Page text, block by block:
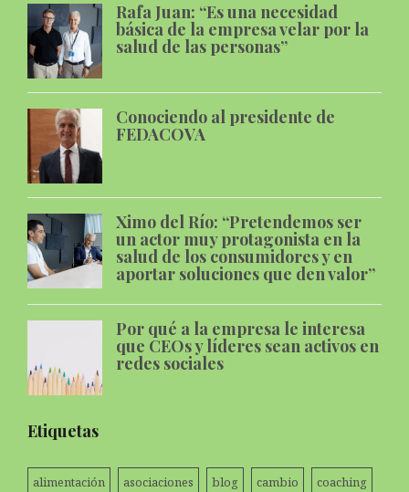
Rafa Juan: “Es una necesidad
básica de la empresa velar por la
salud de las personas”
Conociendo al presidente de
FEDACOVA
Ximo del Río: “Pretendemos ser
un actor muy protagonista en la
salud de los consumidores y en
aportar soluciones que den valor”
Por qué a la empresa le interesa
que CEOs y líderes sean activos en
redes sociales
Etiquetas
alimentación asociaciones blog cambio coaching